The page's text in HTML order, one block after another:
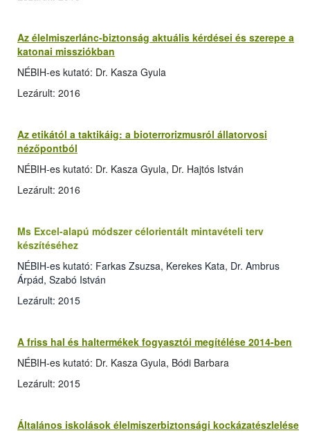
Az élelmiszerlánc-biztonság aktuális kérdései és szerepe a
katonai missziókban
NÉBIH-es kutató: Dr. Kasza Gyula
Lezárult: 2016
Az etikától a taktikáig: a bioterrorizmusról állatorvosi
nézőpontból
NÉBIH-es kutató: Dr. Kasza Gyula, Dr. Hajtós István
Lezárult: 2016
Ms Excel-alapú módszer célorientált mintavételi terv
készítéséhez
NÉBIH-es kutató: Farkas Zsuzsa, Kerekes Kata, Dr. Ambrus
Árpád, Szabó István
Lezárult: 2015
A friss hal és haltermékek fogyasztói megítélése 2014-ben
NÉBIH-es kutató: Dr. Kasza Gyula, Bódi Barbara
Lezárult: 2015
Általános iskolások élelmiszerbiztonsági kockázatészlelése